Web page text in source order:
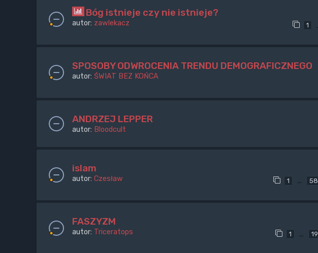
Bóg istnieje czy nie istnieje?
autor: zawlekacz 1
SPOSOBY ODWROCENIA TRENDU DEMOGRAFICZNEGO
autor: ŚWIAT BEZ KOŃCA
ANDRZEJ LEPPER
autor: Bloodcult
islam
autor: Czesław 1 … 58
FASZYZM
autor: Triceratops 1 … 19